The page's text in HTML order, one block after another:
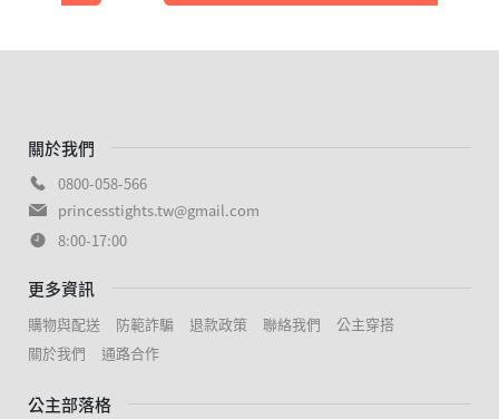
關於我們
0800-058-566
princesstights.tw@gmail.com
8:00-17:00
更多資訊
購物與配送 防範詐騙 退款政策 聯絡我們
公主穿搭
關於我們
通路合作
公主部落格